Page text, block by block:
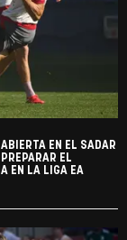
EN EL SADAR
EL
EN LA LIGA EA